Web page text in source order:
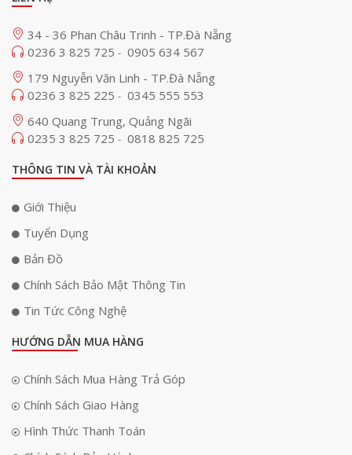
34 - 36 Phan Châu Trinh - TP.Đà Nẵng
0236 3 825 725 - 0905 634 567
179 Nguyễn Văn Linh - TP.Đà Nẵng
0236 3 825 225 - 0345 555 553
640 Quang Trung, Quảng Ngãi
0235 3 825 725 - 0818 825 725
THÔNG TIN VÀ TÀI KHOẢN
Giới Thiệu
Tuyển Dụng
Bản Đồ
Chính Sách Bảo Mật Thông Tin
Tin Tức Công Nghệ
HƯỚNG DẪN MUA HÀNG
Chính Sách Mua Hàng Trả Góp
Chính Sách Giao Hàng
Hình Thức Thanh Toán